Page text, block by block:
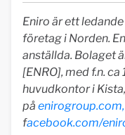
Eniro är ett
företag i Norden.
anställda. Bolaget
[ENRO], med f.n.
huvudkontor i
på enirogroup.com,
facebook.com/